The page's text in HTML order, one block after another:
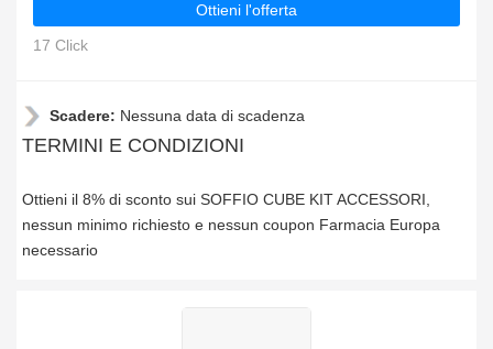
Ottieni l'offerta
17 Click
Scadere: Nessuna data di scadenza
TERMINI E CONDIZIONI
Ottieni il 8% di sconto sui SOFFIO CUBE KIT ACCESSORI,
nessun minimo richiesto e nessun coupon Farmacia Europa
necessario